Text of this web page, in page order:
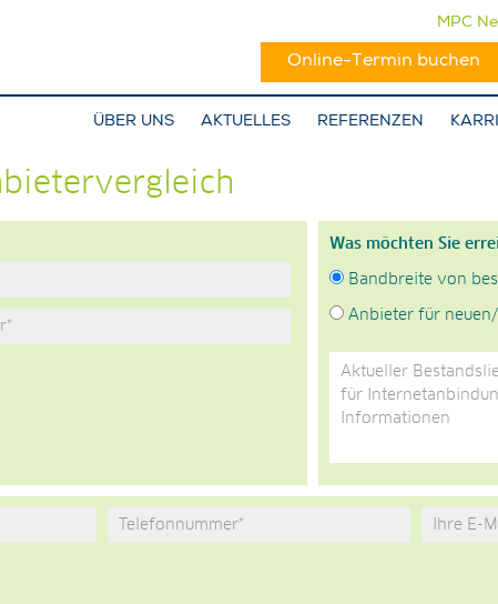
MPC
Online-Termin buchen
ÜBER UNS AKTUELLES REFERENZEN
Was möchten Sie
Bandbreite von
Anbieter für